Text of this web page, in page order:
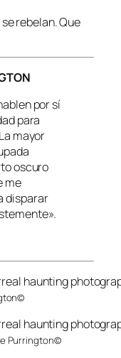
rebelan. Que
por sí
para
mayor
oscuro
me
disparar
Purrington©